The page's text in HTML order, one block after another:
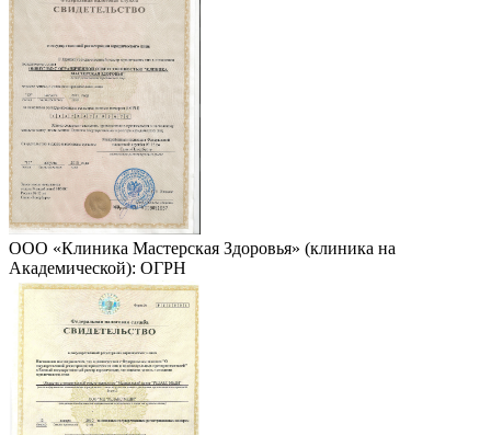
ООО «Клиника Мастерская Здоровья» (клиника на
Академической): ОГРН